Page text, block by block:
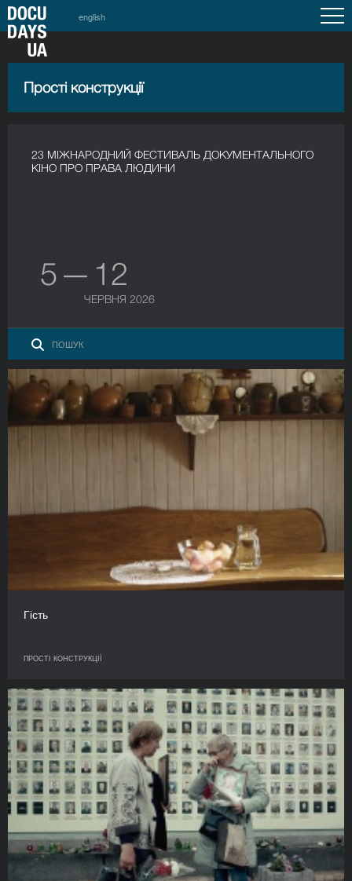
english
Прості конструкції
23 МІЖНАРОДНИЙ ФЕСТИВАЛЬ ДОКУМЕНТАЛЬНОГО
КІНО ПРО ПРАВА ЛЮДИНИ
5 — 12
ЧЕРВНЯ 2026
Гість
ПРОСТІ КОНСТРУКЦІЇ